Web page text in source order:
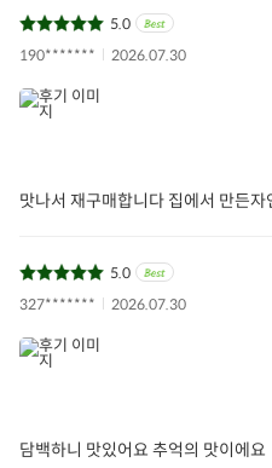
5.0
190*******
2026.07.30
맛나서 재구매합니다 집에서 만든자
5.0
327*******
2026.07.30
담백하니 맛있어요 추억의 맛이에요